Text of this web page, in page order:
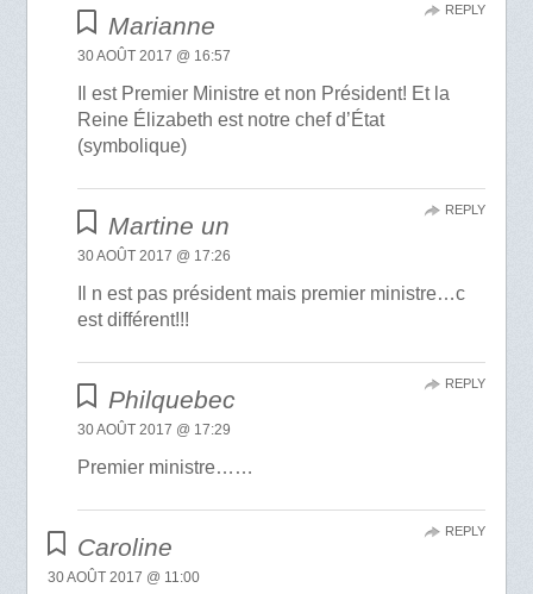
Marianne
30 AOÛT 2017 @ 16:57
Il est Premier Ministre et non Président! Et la
Reine Élizabeth est notre chef d’État
(symbolique)
REPLY
Martine un
30 AOÛT 2017 @ 17:26
Il n est pas président mais premier ministre…c
est différent!!!
REPLY
Philquebec
30 AOÛT 2017 @ 17:29
Premier ministre……
REPLY
Caroline
30 AOÛT 2017 @ 11:00
REPLY